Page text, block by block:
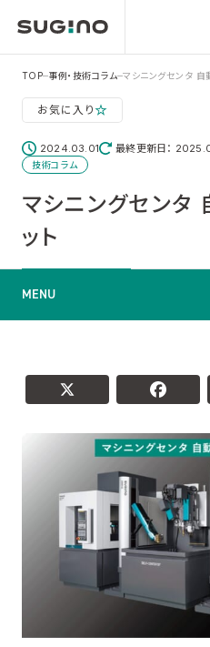
TOP 事例・技術コラム マシニングセンタ 自
お気に入り
2024.03.01 最終更新日：
技術コラム
マシニングセンタ
ット
MENU
2. 自動化の課題とその対策
3. 自動化に対応するマシニングセ
4. 自動化に貢献する提案